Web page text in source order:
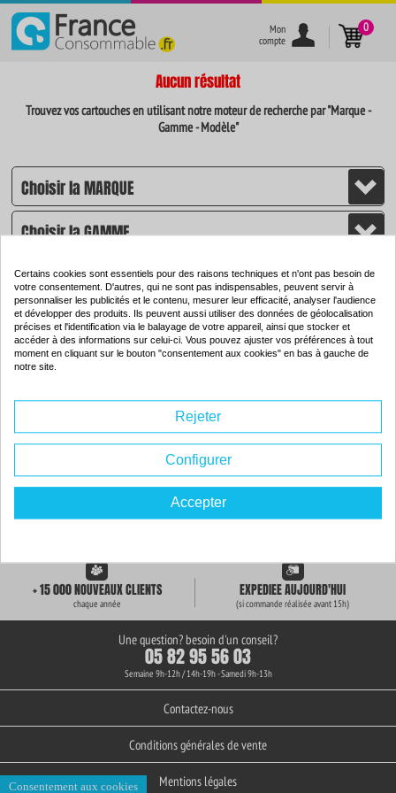
}
Mon
compte
0
Aucun résultat
Trouvez vos cartouches en utilisant notre moteur de recherche par "Marque -
Gamme - Modèle"
CHERCHER
LIVRAISON GRATUITE + de 3000 REFERENCES
+ 15 000 NOUVEAUX CLIENTS
chaque année
EXPEDIEE AUJOURD'HUI
(si commande réalisée avant 15h)
Une question? besoin d'un conseil?
05 82 95 56 03
Semaine 9h-12h / 14h-19h - Samedi 9h-13h
Contactez-nous
Conditions générales de vente
Mentions légales
Certains cookies sont essentiels pour des raisons techniques et n'ont pas besoin de
votre consentement. D'autres, qui ne sont pas indispensables, peuvent servir à
personnaliser les publicités et le contenu, mesurer leur efficacité, analyser l'audience
et développer des produits. Ils peuvent aussi utiliser des données de géolocalisation
précises et l'identification via le balayage de votre appareil, ainsi que stocker et
accéder à des informations sur celui-ci. Vous pouvez ajuster vos préférences à tout
moment en cliquant sur le bouton "consentement aux cookies" en bas à gauche de
notre site.
Rejeter
Configurer
Accepter
Consentement aux cookies